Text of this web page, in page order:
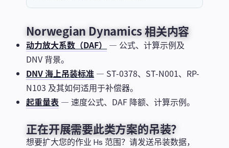
Norwegian Dynamics 相关内容
动力放大系数（DAF）
— 公式、计算示例及
DNV 背景。
DNV 海上吊装标准 — ST-0378、ST-N001、RP-
N103 及其如何适用于补偿器。
起重量表 — 速度公式、DAF 降额、计算示例。
正在开展需要此类方案的吊装？
想要扩大您的作业 Hs 范围？请发送吊装数据，